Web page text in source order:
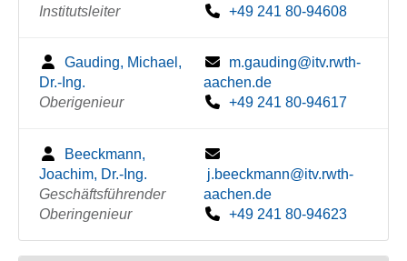
Institutsleiter
+49 241 80-94608
Gauding, Michael,
Dr.-Ing.
Oberigenieur
m.gauding@itv.rwth-
aachen.de
+49 241 80-94617
Beeckmann,
Joachim, Dr.-Ing.
Geschäftsführender
Oberingenieur
j.beeckmann@itv.rwth-
aachen.de
+49 241 80-94623